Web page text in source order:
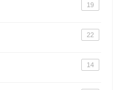
19
22
14